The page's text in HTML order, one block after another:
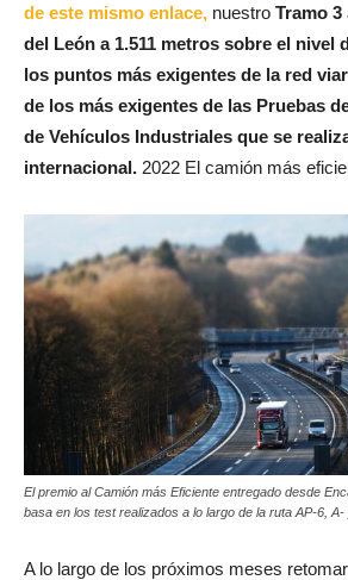
de este mismo enlace, nuestro Tramo 3
del León a 1.511 metros sobre el nivel
los puntos más exigentes de la red
de los más exigentes de las Pruebas
de Vehículos Industriales que se
internacional. 2022 El camión más
El premio al Camión más Eficiente entregado desde
basa en los test realizados a lo largo de la ruta AP-6, A-
A lo largo de los próximos meses